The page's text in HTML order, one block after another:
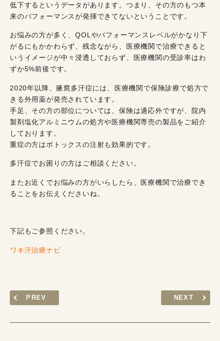
低下するというデータがあります。つまり、その方のもつ本
来のパフォーマンスが発揮できてないということです。
お悩みの方が多く、QOLやパフォーマンスレベルがかなり下
がるにもかかわらず、残念ながら、医療機関で治療できると
いうイメージが中々浸透しておらず、医療機関の受診率はわ
ずか5%前後です。
2020年以降、腋窩多汗症には、医療機関で保険診療で処方で
きる外用薬が発売されています。
手足、その方の部位については、保険は適応外ですが、院内
製剤塩化アルミニウムの処方や医療機関専売の製品をご紹介
しております。
重症の方はボトックスの注射も効果的です。
多汗症でお困りの方はご相談ください。
またお近くでお悩みの方がいらしたら、医療機関で治療でき
ることをお伝えくださいね。
下記もご参照ください。
ワキ汗治療ナビ
PREV NEXT